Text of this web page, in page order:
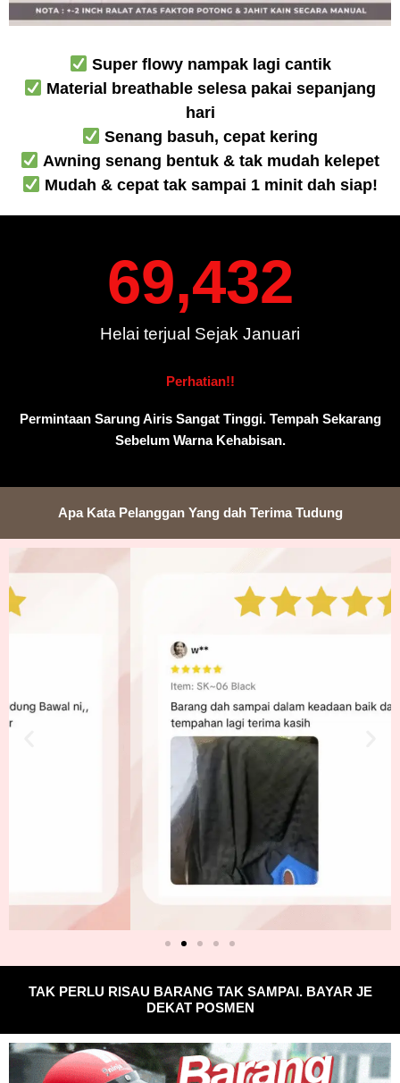
Super flowy nampak lagi cantik
Material breathable selesa pakai sepanjang
hari
Senang basuh, cepat kering
Awning senang bentuk & tak mudah kelepet
Mudah & cepat tak sampai 1 minit dah siap!
Helai terjual Sejak Januari
69,432
Perhatian!!
Permintaan Sarung Airis Sangat Tinggi. Tempah Sekarang
Sebelum Warna Kehabisan.
Apa Kata Pelanggan Yang dah Terima Tudung
TAK PERLU RISAU BARANG TAK SAMPAI. BAYAR JE
DEKAT POSMEN